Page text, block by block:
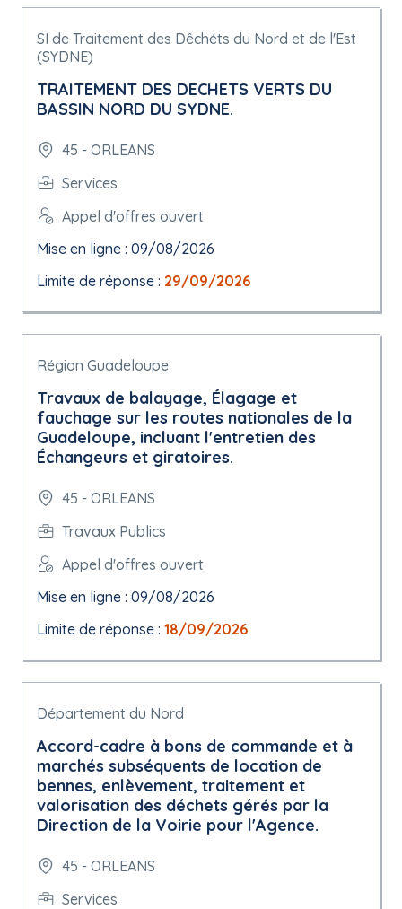
SI de Traitement des Dêchéts du Nord et de l'Est
(SYDNE)
TRAITEMENT DES DECHETS VERTS DU
BASSIN NORD DU SYDNE.
45 - ORLEANS
Services
Appel d'offres ouvert
Mise en ligne : 09/08/2026
Limite de réponse : 29/09/2026
Région Guadeloupe
Travaux de balayage, Élagage et
fauchage sur les routes nationales de la
Guadeloupe, incluant l'entretien des
Échangeurs et giratoires.
45 - ORLEANS
Travaux Publics
Appel d'offres ouvert
Mise en ligne : 09/08/2026
Limite de réponse : 18/09/2026
Département du Nord
Accord-cadre à bons de commande et à
marchés subséquents de location de
bennes, enlèvement, traitement et
valorisation des déchets gérés par la
Direction de la Voirie pour l'Agence.
45 - ORLEANS
Services